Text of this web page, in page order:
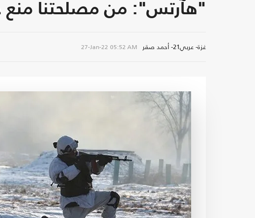
"هآرتس": من مصلحتنا منع
غزة- عربي21- أحمد صقر 27-Jan-22 05:52 AM